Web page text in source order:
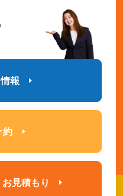
報
約
見積もり